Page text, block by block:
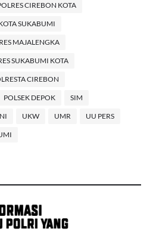
CIREBON KOTA
SUKABUMI
MAJALENGKA
SUKABUMI KOTA
CIREBON
POLSEK DEPOK SIM
UKW UMR UU PERS